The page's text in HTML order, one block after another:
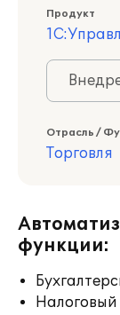
Продукт
Отрасль /
Торговля
функции:
Налоговый